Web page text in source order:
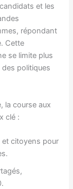
et les
répondant
Cette
se limite plus
politiques
la course aux
clé :
et citoyens pour